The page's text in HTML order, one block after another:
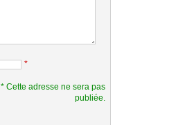
*
* Cette adresse ne sera pas
publiée.